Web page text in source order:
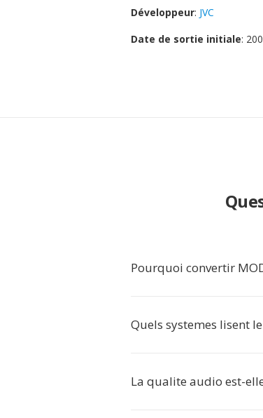
Développeur: JVC
Date de sortie initiale:
Pourquoi convertir
Quels systemes lisent le
La qualite audio est-